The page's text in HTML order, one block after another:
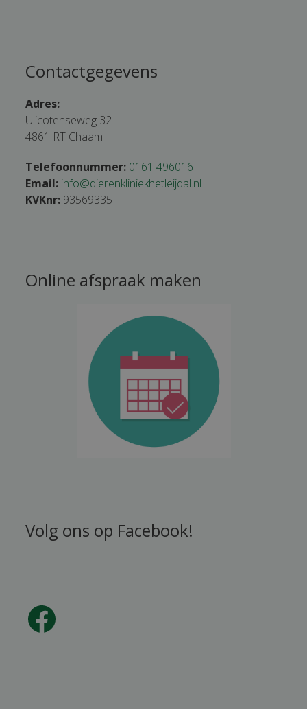
Contactgegevens
Adres:
Ulicotenseweg 32
4861 RT Chaam
Telefoonnummer: 0161 496016
Email: info@dierenkliniekhetleijdal.nl
KVKnr: 93569335
Online afspraak maken
Volg ons op Facebook!
Facebook